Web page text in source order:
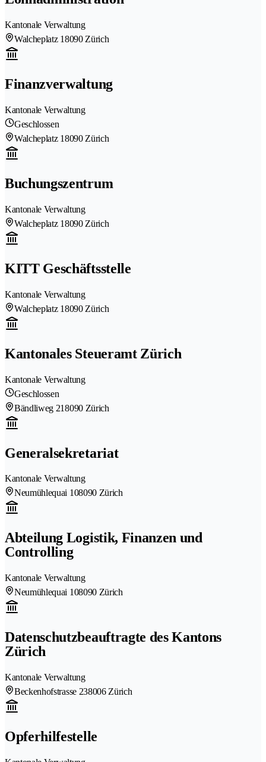
Kantonale Verwaltung
Walcheplatz 18090 Zürich
Finanzverwaltung
Kantonale Verwaltung
Geschlossen
Walcheplatz 18090 Zürich
Buchungszentrum
Kantonale Verwaltung
Walcheplatz 18090 Zürich
KITT Geschäftsstelle
Kantonale Verwaltung
Walcheplatz 18090 Zürich
Kantonales Steueramt Zürich
Kantonale Verwaltung
Geschlossen
Bändliweg 218090 Zürich
Generalsekretariat
Kantonale Verwaltung
Neumühlequai 108090 Zürich
Abteilung Logistik, Finanzen und
Controlling
Kantonale Verwaltung
Neumühlequai 108090 Zürich
Datenschutzbeauftragte des Kantons
Zürich
Kantonale Verwaltung
Beckenhofstrasse 238006 Zürich
Opferhilfestelle